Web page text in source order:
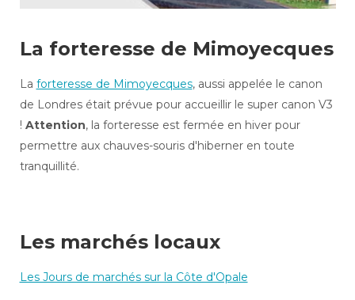
La forteresse de Mimoyecques
La forteresse de Mimoyecques, aussi appelée le canon
de Londres était prévue pour accueillir le super canon V3
! Attention, la forteresse est fermée en hiver pour
permettre aux chauves-souris d'hiberner en toute
tranquillité.
Les marchés locaux
Les Jours de marchés sur la Côte d'Opale